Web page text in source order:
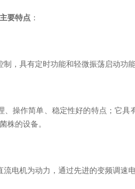
要特点 ：
具有定时功能和轻微振荡启动功能
作简单、稳定性好的特点；它具
株的设备。
机为动力，通过先进的变频调速